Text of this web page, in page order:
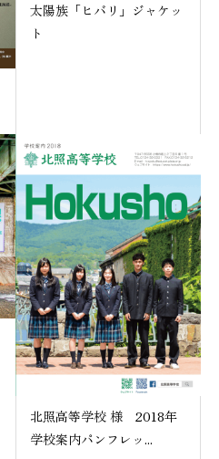
太陽族「ヒバリ」ジャケッ
ト
北照高等学校 様 2018年
学校案内パンフレッ...